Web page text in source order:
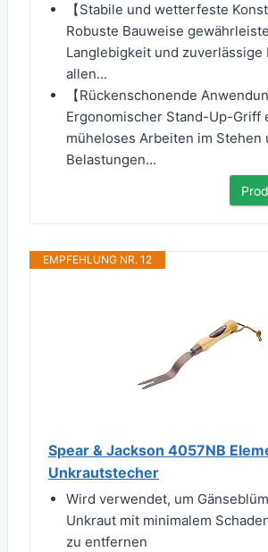
【Stabile und wetterfeste
Robuste Bauweise
Langlebigkeit und zuverlässige
allen...
【Rückenschonende
Ergonomischer Stand-Up-Griff
müheloses Arbeiten im
Belastungen...
EMPFEHLUNG NR. 12
Spear & Jackson 4057NB
Unkrautstecher
Wird verwendet, um
Unkraut mit minimalem
zu entfernen